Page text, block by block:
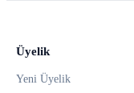
Üyelik
Yeni Üyelik